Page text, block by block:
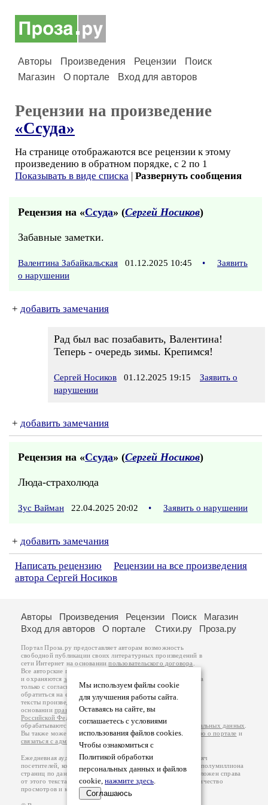
Авторы Произведения Рецензии
Поиск
Магазин
О портале Вход для авторов
Рецензии на произведение
«Ссуда»
На странице отображаются все рецензии к этому
произведению в обратном порядке, с 2 по 1
Показывать в виде списка | Развернуть сообщения
Рецензия на «Ссуда» (Сергей Носиков)
Забавные заметки.
Валентина Забайкальская 01.12.2025 10:45 •
Заявить
о нарушении
+ добавить замечания
Рад был вас позабавить, Валентина!
Теперь - очередь зимы. Крепимся!
Сергей Носиков 01.12.2025 19:15
Заявить о
нарушении
+ добавить замечания
Рецензия на «Ссуда» (Сергей Носиков)
Люда-страхолюда
Зус Вайман 22.04.2025 20:02 • Заявить о нарушении
+ добавить замечания
Написать рецензию
Рецензии на все произведения
автора Сергей Носиков
Мы используем файлы cookie
для улучшения работы сайта.
Оставаясь на сайте, вы
соглашаетесь с условиями
использования файлов cookies.
Чтобы ознакомиться с
Политикой обработки
персональных данных и файлов
cookie, нажмите здесь.
Соглашаюсь
Авторы Произведения Рецензии Поиск
Магазин
Вход для авторов
О портале Стихи.ру Проза.ру
Портал Проза.ру предоставляет авторам возможность
свободной публикации своих литературных произведений в
сети Интернет на основаниипользовательского договора
Все авторские права на произведения принадлежат авторам
и охраняются законом
. Перепечатка произведений возможна
только с согласия его автора, к которому вы можете
обратиться на его авторской странице. Ответственность за
тексты произведений авторы несут самостоятельно на
основанииправил публикацииизаконодательства
Российской Федерации
обрабатываются на основанииПолитики обработки персональных данных
Вы также можете посмотреть более подробнуюинформацию о портале и
связаться с администрацией
Ежедневная аудитория портала Проза.ру – порядка 100 тысяч
посетителей, которые в общей сумме просматривают более полумиллиона
страниц по данным счетчика посещаемости, который расположен справа
от этого текста. В каждой графе указано по две цифры: количество
просмотров и количество посетителей.